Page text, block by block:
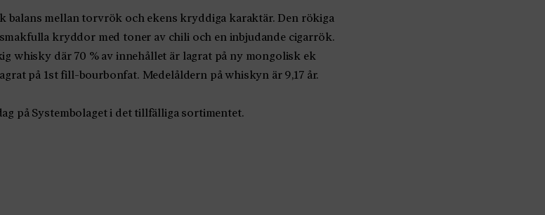
balans mellan torvrök och ekens kryddiga karaktär. Den rökiga
kryddor med toner av chili och en inbjudande cigarrök.
whisky där 70 % av innehållet är lagrat på ny mongolisk ek
på 1st fill-bourbonfat. Medelåldern på whiskyn är 9,17 år.
på Systembolaget i det tillfälliga sortimentet.